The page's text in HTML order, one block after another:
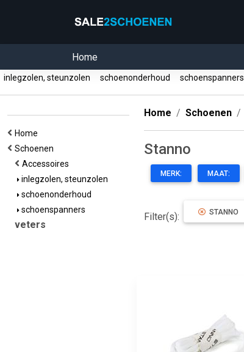
Home
inlegzolen, steunzolen schoenonderhoud schoenspanners
Home
Schoenen
Accessoires
inlegzolen, steunzolen
schoenonderhoud
schoenspanners
veters
Home Schoenen
Stanno
MERK: MAAT:
Filter(s): STANNO